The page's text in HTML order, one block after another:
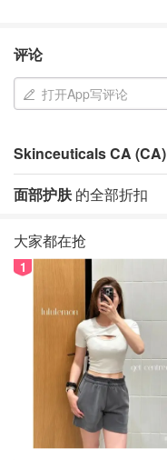
评论
打开App写评论
Skinceuticals CA (CA)
面部护肤的全部折扣
大家都在抢
1